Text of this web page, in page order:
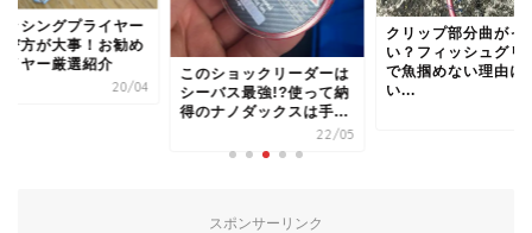
ショックリーダーは
バス最強!?使って納
クリップ部分曲がってな
い？フィッシュグリップ
で魚掴めない理由につ
い...
21/07
PEラインコーティ
気にしてる？トラブ
回避する為に必須な
スポンサーリンク